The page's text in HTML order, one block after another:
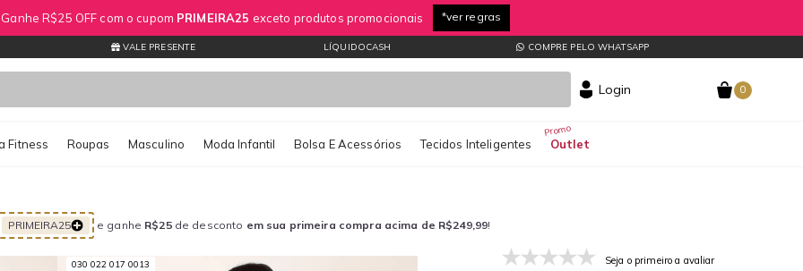
R$25 OFF com o cupom PRIMEIRA25 exceto produtos promocionais *ver regras
VALE PRESENTE LÍQUIDOCASH COMPRE PELO WHATSAPP
Login 0
Bolsa E Acessórios
Masculino Moda Infantil
Roupas
Fitness Outlet
Tecidos Inteligentes
PRIMEIRA25 e ganhe R$25de desconto em sua primeira compra acima de R$249,99!
030 022 017 0013 030 022 017 0013 Seja o primeiro a avaliar